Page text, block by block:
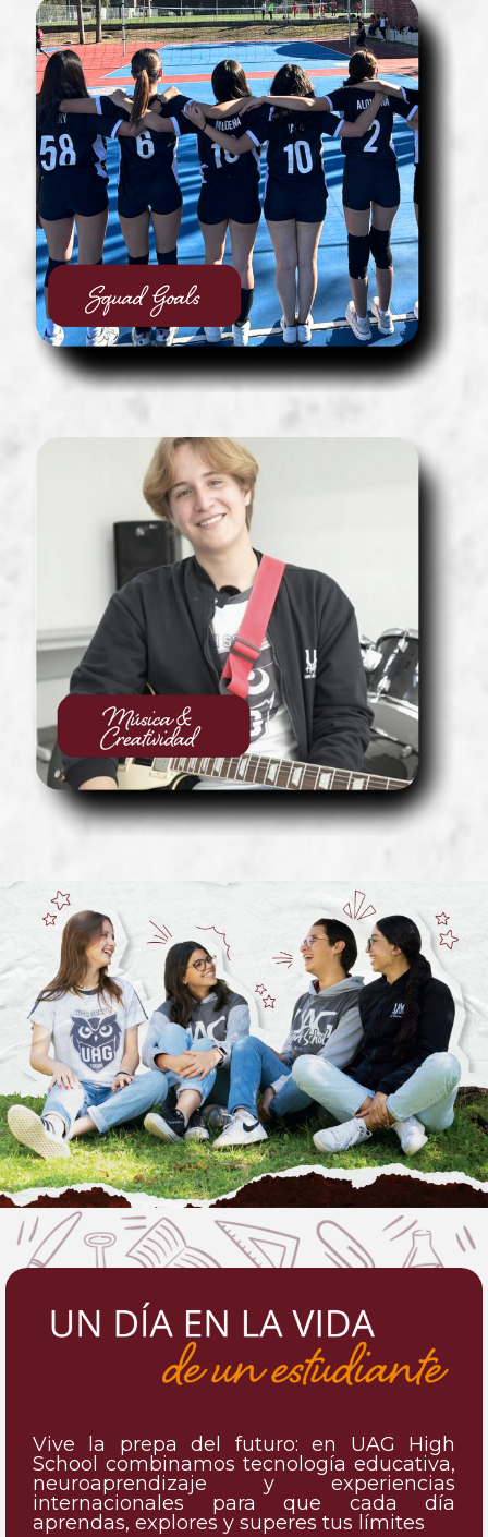
Vive la prepa del futuro: en UAG High
School combinamos tecnología educativa,
neuroaprendizaje y experiencias
internacionales para que cada día
aprendas, explores y superes tus límites